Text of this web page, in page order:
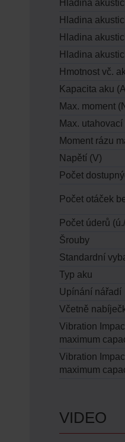
Hladina
Hladina
Hladina
Hladina
Hmotnost vč.
Kapacita aku
Max. moment
Max.
Moment rázu
Napětí (V)
Počet
Počet otáček
Počet úderů
Šrouby
Standardní
Typ aku
Upínání nářadí
Včetně
Vibration
maximum
Vibration
maximum
VIDEO